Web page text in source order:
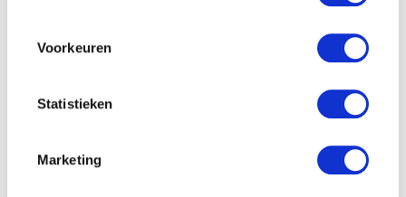
Voorkeuren
Statistieken
Marketing